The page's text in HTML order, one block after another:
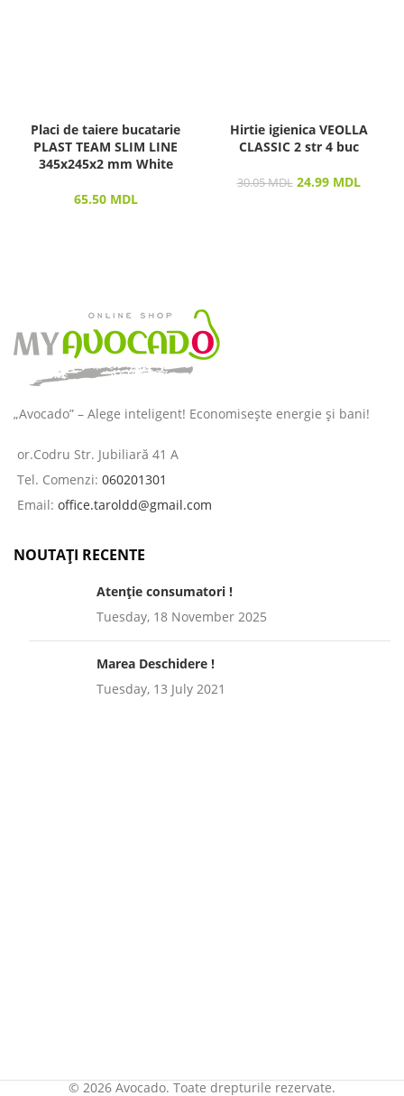
Placi de taiere bucatarie
PLAST TEAM SLIM LINE
345x245x2 mm White
65.50 MDL
Hirtie igienica VEOLLA
CLASSIC 2 str 4 buc
30.05MDL 24.99 MDL
„Avocado” – Alege inteligent! Economisește energie și bani!
or.Codru Str. Jubiliară 41 A
Tel. Comenzi: 060201301
Email: office.taroldd@gmail.com
NOUTAȚI RECENTE
Atenție consumatori !
Tuesday, 18 November 2025
Marea Deschidere !
Tuesday, 13 July 2021
© 2026 Avocado. Toate drepturile rezervate.